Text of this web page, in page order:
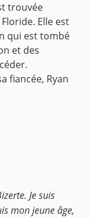
trouvée
Elle est
qui est tombé
et des
fiancée, Ryan
Je suis
mon jeune âge,